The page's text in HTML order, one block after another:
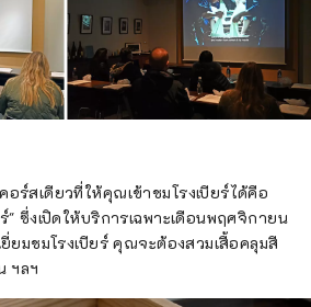
ร์สเดียวที่ให้คุณเข้าชมโรงเบียร์ได้คือ
" ซึ่งเปิดให้บริการเฉพาะเดือนพฤศจิกายน
ยมชมโรงเบียร์ คุณจะต้องสวมเสื้อคลุมสี
ฯลฯ